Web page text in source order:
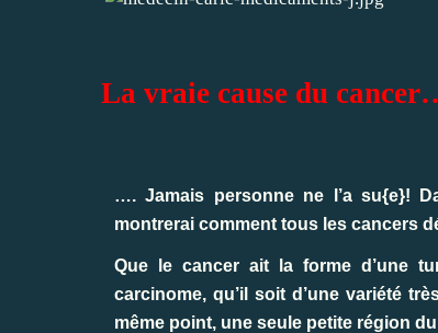
La vraie cause du cancer
…. Jamais personne ne l’a su{e}!
montrerai comment tous les cancers
Que le cancer ait la forme d’une
carcinome, qu’il soit d’une variété
même point, une seule petite région